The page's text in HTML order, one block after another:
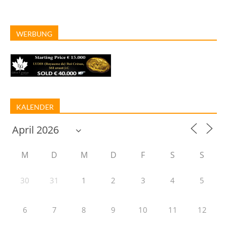
WERBUNG
KALENDER
M D M D F S S
30 31 1 2 3 4 5
6 7 8 9 10 11 12